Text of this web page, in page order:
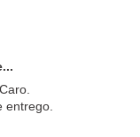
entrego.